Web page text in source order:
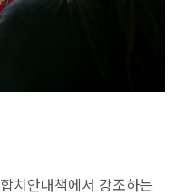
치안대책에서 강조하는